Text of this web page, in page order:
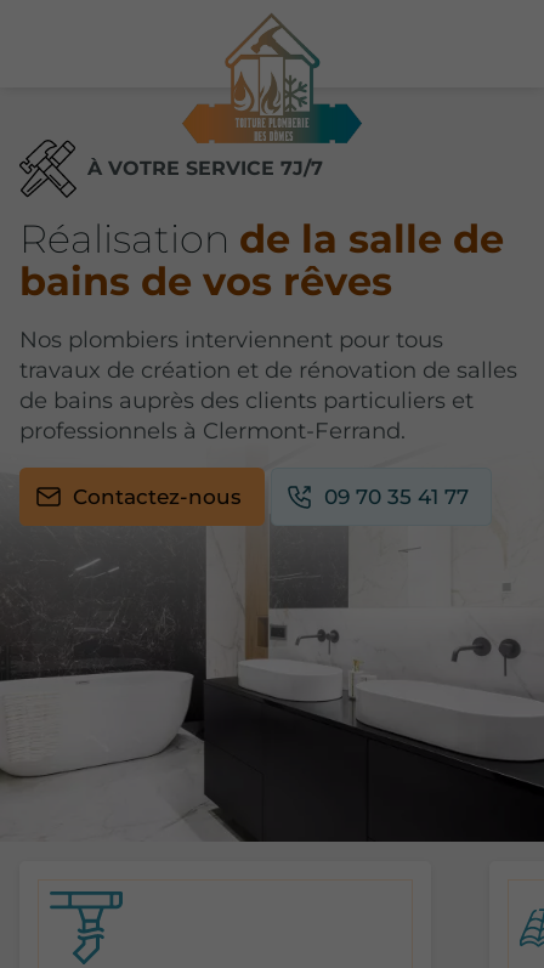
À VOTRE SERVICE 7J/7
Réalisation de la salle de
bains de vos rêves
Nos plombiers interviennent pour tous
travaux de création et de rénovation de salles
de bains auprès des clients particuliers et
professionnels à Clermont-Ferrand.
Contactez-nous 09 70 35 41 77